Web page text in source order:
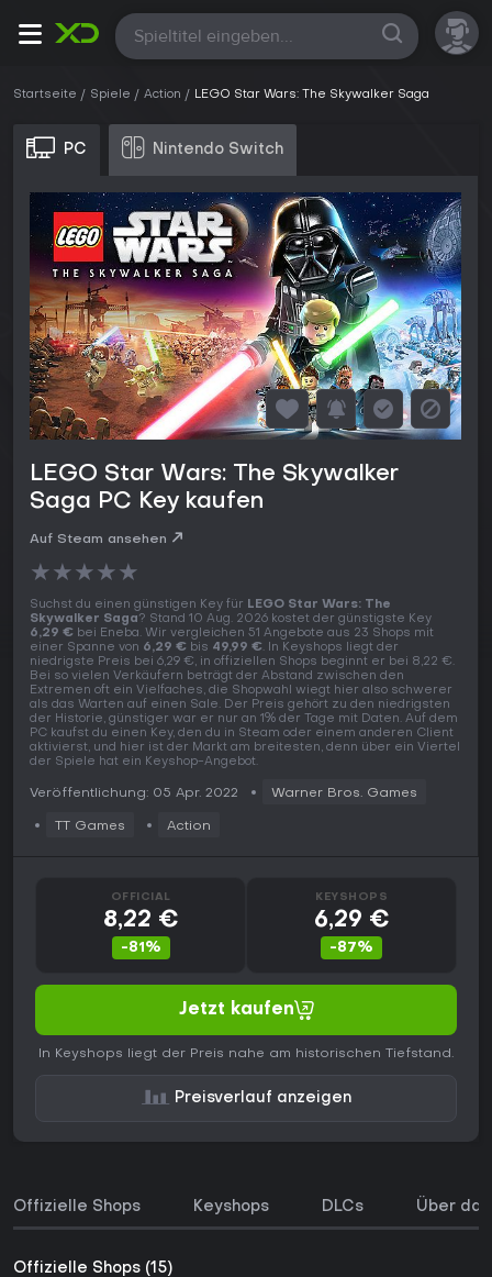
Alle
Startseite Spiele Action LEGO Star Wars: The Skywalker Saga
PC Nintendo Switch
LEGO Star Wars: The Skywalker
Saga PC Key kaufen
Auf Steam ansehen
★★★★★
Suchst du einen günstigen Key für LEGO Star Wars: The
Skywalker Saga? Stand 10 Aug. 2026 kostet der günstigste Key
6,29 € bei Eneba. Wir vergleichen 51 Angebote aus 23 Shops mit
einer Spanne von 6,29 € bis 49,99 €. In Keyshops liegt der
niedrigste Preis bei 6,29 €, in offiziellen Shops beginnt er bei 8,22 €.
Bei so vielen Verkäufern beträgt der Abstand zwischen den
Extremen oft ein Vielfaches, die Shopwahl wiegt hier also schwerer
als das Warten auf einen Sale. Der Preis gehört zu den niedrigsten
der Historie, günstiger war er nur an 1% der Tage mit Daten. Auf dem
PC kaufst du einen Key, den du in Steam oder einem anderen Client
aktivierst, und hier ist der Markt am breitesten, denn über ein Viertel
der Spiele hat ein Keyshop-Angebot.
Veröffentlichung: 05 Apr. 2022 Warner Bros. Games
TT Games Action
OFFICIAL
8,22 €
-81%
KEYSHOPS
6,29 €
-87%
Jetzt kaufen
In Keyshops liegt der Preis nahe am historischen Tiefstand.
Preisverlauf anzeigen
Offizielle Shops Keyshops DLCs Über
Offizielle Shops (15)